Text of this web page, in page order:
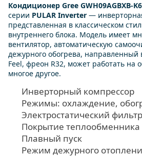
Кондиционер Gree GWH09AGBXB-
серии PULAR Inverter —
представленная в классическом
внутреннего блока. Модель имеет
вентилятор, автоматическую
дежурного обогрева,
Feel, фреон R32, может работать на
многое другое.
Инверторный компрессор
Режимы: охлаждение,
Электростатический фильтр
Покрытие теплообменника
Плавный пуск
Режим дежурного